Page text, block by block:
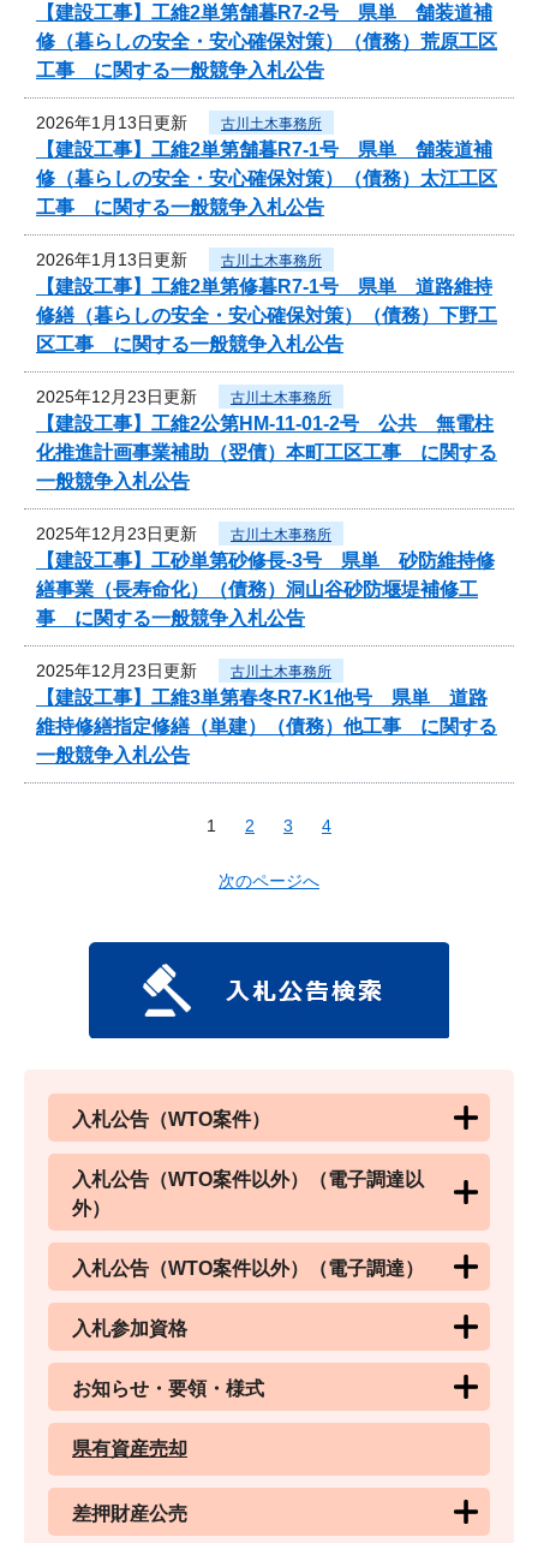
【建設工事】工維2単第舗暮R7-2号 県単 舗装道補
修（暮らしの安全・安心確保対策）（債務）荒原工区
工事 に関する一般競争入札公告
2026年1月13日更新 古川土木事務所
【建設工事】工維2単第舗暮R7-1号 県単 舗装道補
修（暮らしの安全・安心確保対策）（債務）太江工区
工事 に関する一般競争入札公告
2026年1月13日更新 古川土木事務所
【建設工事】工維2単第修暮R7-1号 県単 道路維持
修繕（暮らしの安全・安心確保対策）（債務）下野工
区工事 に関する一般競争入札公告
2025年12月23日更新 古川土木事務所
【建設工事】工維2公第HM-11-01-2号 公共 無電柱
化推進計画事業補助（翌債）本町工区工事 に関する
一般競争入札公告
2025年12月23日更新 古川土木事務所
【建設工事】工砂単第砂修長-3号 県単 砂防維持修
繕事業（長寿命化）（債務）洞山谷砂防堰堤補修工
事 に関する一般競争入札公告
2025年12月23日更新 古川土木事務所
【建設工事】工維3単第春冬R7-K1他号 県単 道路
維持修繕指定修繕（単建）（債務）他工事 に関する
一般競争入札公告
1 2 3 4
次のページへ
入札公告（WTO案件）
入札公告（WTO案件以外）（電子調達以
外）
入札公告（WTO案件以外）（電子調達）
入札参加資格
お知らせ・要領・様式
県有資産売却
差押財産公売